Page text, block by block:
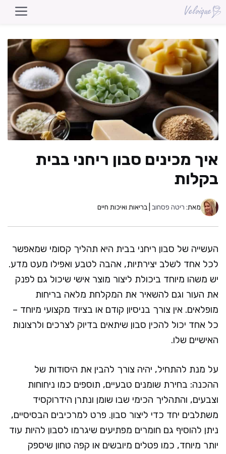
לדלג
לתוכן
איך מכינים סבון ריחני בבית
בקלות
מאת: ריטה פסחוב | בריאות ואיכות חיים
העשייה של סבון ריחני בבית היא תהליך קסומי שמאפשר
לכל אחד לשלב יצירתיות, אהבה לטבע ואפילו מעט מדע.
יש משהו מיוחד ביכולת ליצור מוצר אישי שיכול גם לפנק
את העור וגם להשאיר את המקלחת מלאה בריחות
מופלאים. אין צורך בניסיון קודם או בציוד מקצועי מיוחד –
כל אחד יכול להכין סבון שיתאים בדיוק לצרכים ולרצונות
האישיים שלו.
על מנת להתחיל, יהיה צורך להבין את היסודות של
ההכנה: בחירת שומנים טבעיים, תוספים כמו ניחוחות
וצבעים, והתהליך הכימי שבו שומן ונתרן הידרוקסיד
משתלבים יחד כדי ליצור סבון. פרט למרכיבים הבסיסיים,
ניתן להוסיף גם חומרים מפתיעים שיגרמו לסבון להיות עוד
יותר מיוחד, כמו פטלים מיובשים או קפה טחון שיספק